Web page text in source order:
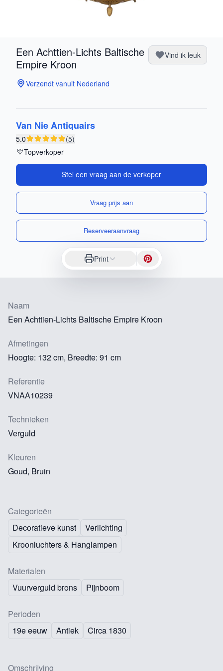
Een Achttien-Lichts Baltische
Empire Kroon
Vind ik leuk
Verzendt vanuit Nederland
Van Nie Antiquairs
5.0
(5)
Topverkoper
Stel een vraag aan de verkoper
Vraag prijs aan
Reserveeraanvraag
Print
Naam
Een Achttien-Lichts Baltische Empire Kroon
Afmetingen
Hoogte: 132 cm, Breedte: 91 cm
Referentie
VNAA10239
Technieken
Verguld
Kleuren
Goud, Bruin
Categorieën
Decoratieve kunst
Verlichting
Kroonluchters & Hanglampen
Materialen
Vuurverguld brons
Pijnboom
Perioden
19e eeuw
Antiek Circa 1830
Omschrijving